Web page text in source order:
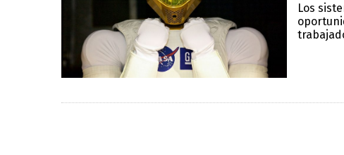
Los